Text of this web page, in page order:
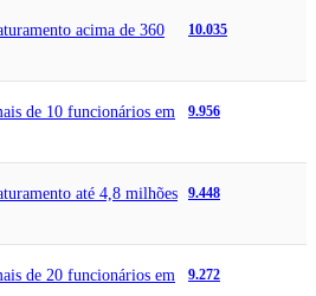
acima de 360
10.035
de 10 funcionários em
9.956
até 4,8 milhões
9.448
de 20 funcionários em
9.272